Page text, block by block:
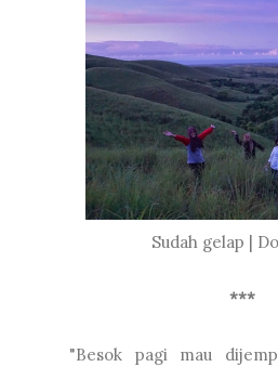
Sudah gelap |
***
"Besok pagi mau